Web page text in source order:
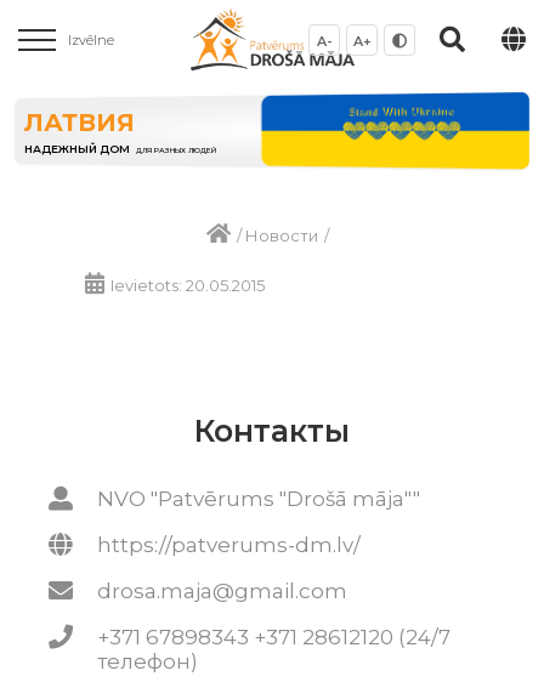
Izvēlne A- A+
ЛАТВИЯ
НАДЕЖНЫЙ ДОМ ДЛЯ РАЗНЫХ ЛЮДЕЙ
/Новости /
Ievietots: 20.05.2015
Контакты
NVO "Patvērums "Drošā māja""
https://patverums-dm.lv/
drosa.maja@gmail.com
+371 67898343 +371 28612120 (24/7
телефон)